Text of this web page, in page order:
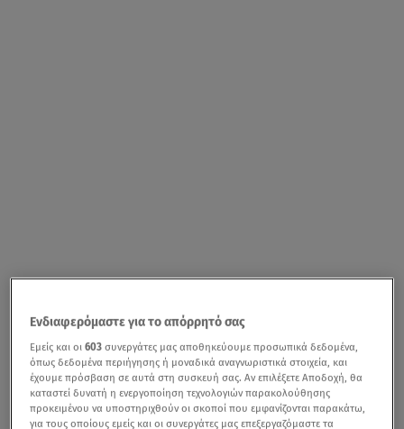
Ενδιαφερόμαστε για το απόρρητό σας
Εμείς και οι603 συνεργάτες μας αποθηκεύουμε προσωπικά δεδομένα,
όπως δεδομένα περιήγησης ή μοναδικά αναγνωριστικά στοιχεία, και
έχουμε πρόσβαση σε αυτά στη συσκευή σας. Αν επιλέξετε Αποδοχή, θα
καταστεί δυνατή η ενεργοποίηση τεχνολογιών παρακολούθησης
προκειμένου να υποστηριχθούν οι σκοποί που εμφανίζονται παρακάτω,
για τους οποίους εμείς και οι συνεργάτες μας επεξεργαζόμαστε τα